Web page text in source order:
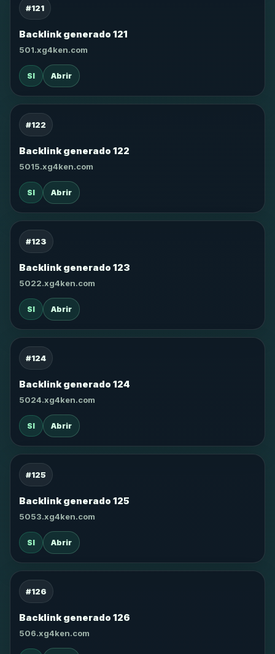
#121
Backlink generado 121
501.xg4ken.com
SI Abrir
#122
Backlink generado 122
5015.xg4ken.com
SI Abrir
#123
Backlink generado 123
5022.xg4ken.com
SI Abrir
#124
Backlink generado 124
5024.xg4ken.com
SI Abrir
#125
Backlink generado 125
5053.xg4ken.com
SI Abrir
#126
Backlink generado 126
506.xg4ken.com